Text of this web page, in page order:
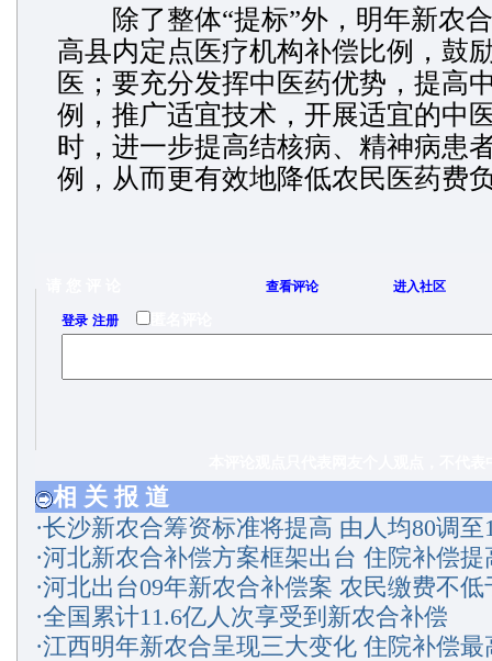
除了整体“提标”外，明年新农
高县内定点医疗机构补偿比例，鼓
医；要充分发挥中医药优势，提高
例，推广适宜技术，开展适宜的中
时，进一步提高结核病、精神病患
例，从而更有效地降低农民医药费
查看评论 进入社区
登录/ 注册 匿名评论
相 关 报 道
·长沙新农合筹资标准将提高 由人均80调至
·河北新农合补偿方案框架出台 住院补偿提
·河北出台09年新农合补偿案 农民缴费不低
·全国累计11.6亿人次享受到新农合补偿
·江西明年新农合呈现三大变化 住院补偿最